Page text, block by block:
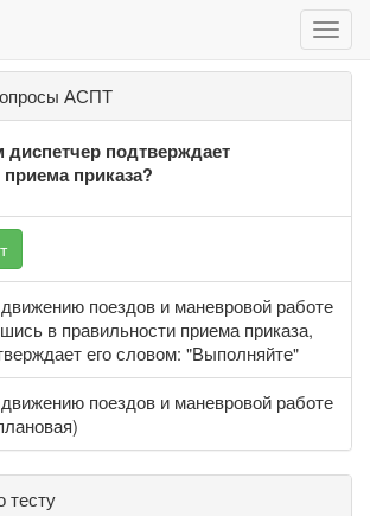
АСПТ
подтверждает
приказа?
поездов и маневровой работе
в правильности приема приказа,
его словом: "Выполняйте"
поездов и маневровой работе
тесту